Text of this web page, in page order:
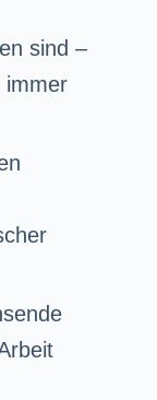
sind –
immer